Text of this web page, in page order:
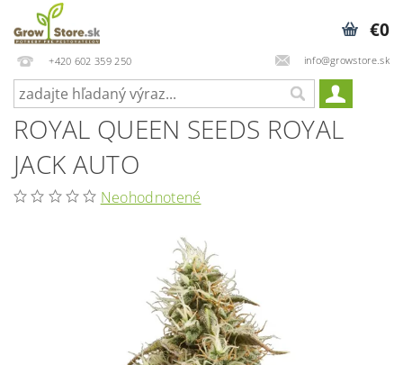
+420 602 359 250 info@growstore.sk
€0
ROYAL QUEEN SEEDS ROYAL
JACK AUTO
Neohodnotené